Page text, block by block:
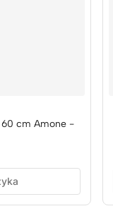
60 cm Amone -